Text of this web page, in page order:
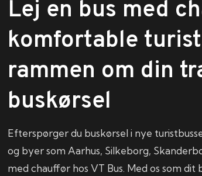
Lej en bus med
komfortable
rammen om din
buskørsel
Efterspørger du buskørsel i nye
og byer som Aarhus, Silkeborg,
med chauffør hos VT Bus. Med os som dit